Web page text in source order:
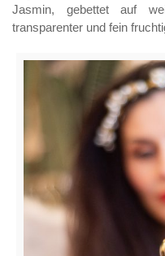
Jasmin, gebettet auf
transparenter und fein